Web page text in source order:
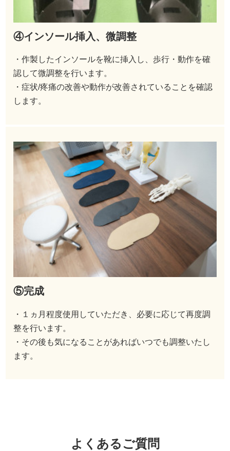
④インソール挿入、微調整
・作製したインソールを靴に挿入し、歩行・動作を確
認して微調整を行います。
・症状/疼痛の改善や動作が改善されていることを確認
します。
⑤完成
・１ヵ月程度使用していただき、必要に応じて再度調
整を行います。
・その後も気になることがあればいつでも調整いたし
ます。
よくあるご質問